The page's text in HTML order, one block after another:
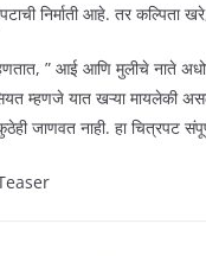
निर्माती आहे. तर कल्पिता
म्हणतात, ” आई आणि मुलीचे
म्हणजे यात खऱ्या मायलेकी
जाणवत नाही. हा चित्रपट